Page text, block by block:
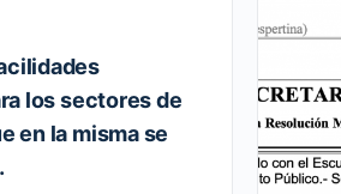
los sectores de
en la misma se